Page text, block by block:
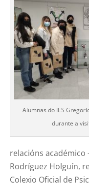
Alumnas do IES
durante a
relacións
Rodríguez Holguín,
Colexio Oficial de